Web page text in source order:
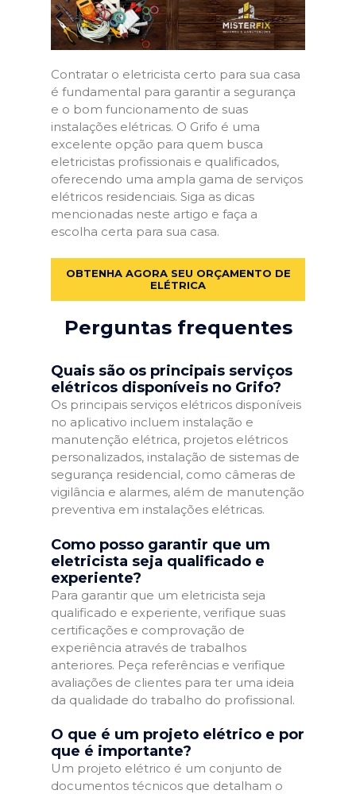
Contratar o eletricista certo para sua casa
é fundamental para garantir a segurança
e o bom funcionamento de suas
instalações elétricas. O Grifo é uma
excelente opção para quem busca
eletricistas profissionais e qualificados,
oferecendo uma ampla gama de serviços
elétricos residenciais. Siga as dicas
mencionadas neste artigo e faça a
escolha certa para sua casa.
OBTENHA AGORA SEU ORÇAMENTO DE
ELÉTRICA
Perguntas frequentes
Quais são os principais serviços
elétricos disponíveis no Grifo?
Os principais serviços elétricos disponíveis
no aplicativo incluem instalação e
manutenção elétrica, projetos elétricos
personalizados, instalação de sistemas de
segurança residencial, como câmeras de
vigilância e alarmes, além de manutenção
preventiva em instalações elétricas.
Como posso garantir que um
eletricista seja qualificado e
experiente?
Para garantir que um eletricista seja
qualificado e experiente, verifique suas
certificações e comprovação de
experiência através de trabalhos
anteriores. Peça referências e verifique
avaliações de clientes para ter uma ideia
da qualidade do trabalho do profissional.
O que é um projeto elétrico e por
que é importante?
Um projeto elétrico é um conjunto de
documentos técnicos que detalham o